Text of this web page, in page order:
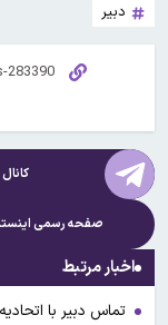
دبیر
صفحه رسمی
اخبار مرتبط
تماس دبیر با